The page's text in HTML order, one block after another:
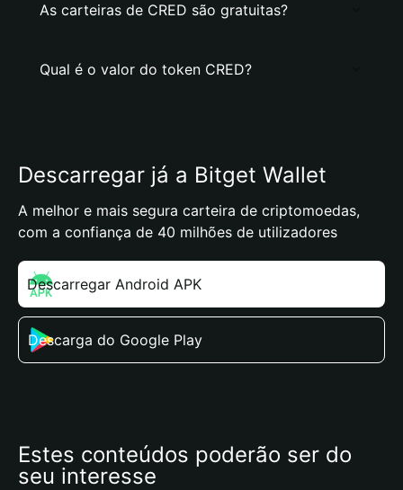
As carteiras de CRED são gratuitas?
Qual é o valor do token CRED?
Descarregar já a Bitget Wallet
A melhor e mais segura carteira de criptomoedas,
com a confiança de 40 milhões de utilizadores
Descarregar Android APK
Descarga do Google Play
Estes conteúdos poderão ser do
seu interesse